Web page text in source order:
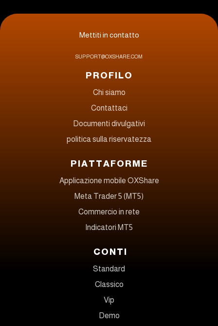
Mettiti in contatto
SUPPORT@OXSHARE.COM
PROFILO
Chi siamo
Contattaci
Documenti divulgativi
politica sulla riservatezza
PIATTAFORME
Applicazione mobile OXShare
Meta Trader 5 (MT5)
Commercio in rete
Indicatori MT5
CONTI
Standard
Classico
Vip
Demo